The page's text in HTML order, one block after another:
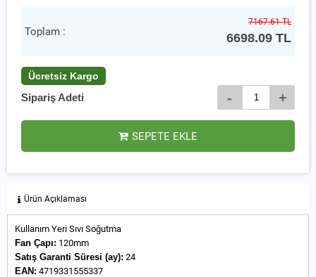
Toplam :
7167.61 TL
6698.09 TL
Ücretsiz Kargo
Sipariş Adeti - +
SEPETE EKLE
Ürün Açıklaması
Kullanım Yeri Sıvı Soğutma
Fan Çapı: 120mm
Satış Garanti Süresi (ay): 24
EAN: 4719331555337